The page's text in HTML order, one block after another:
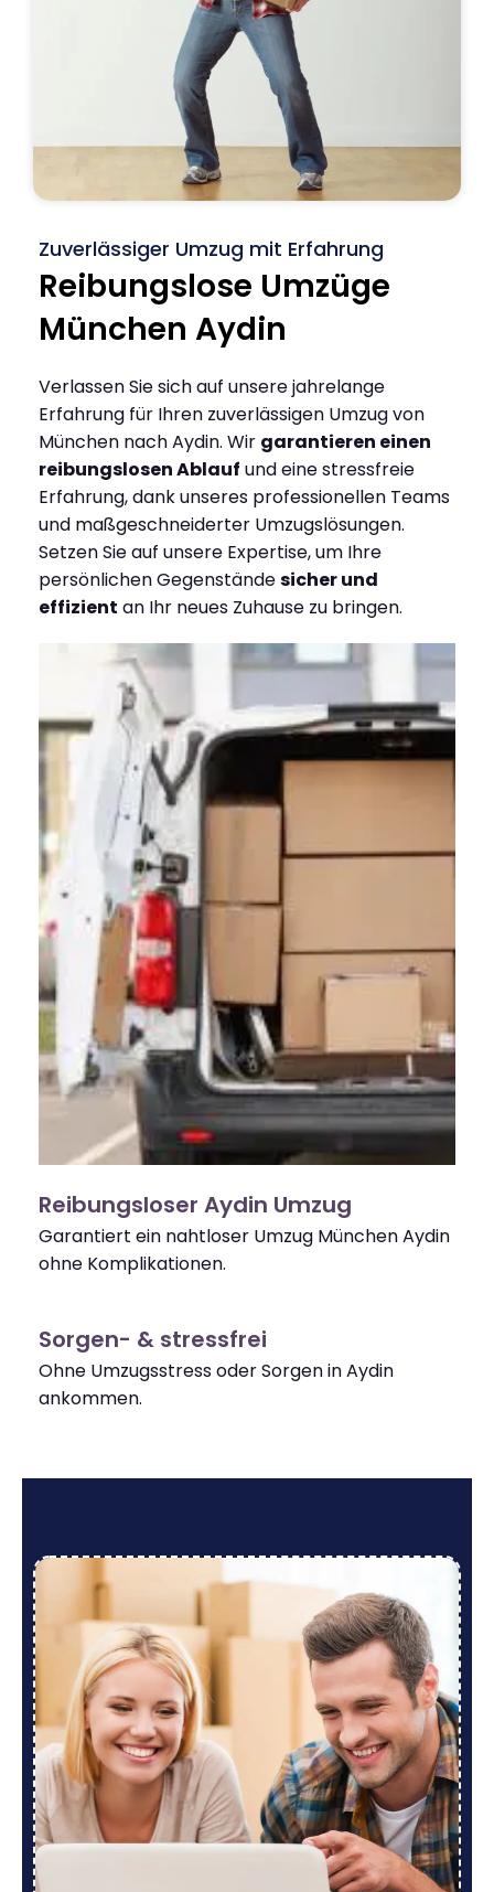
Zuverlässiger Umzug mit Erfahrung
Reibungslose Umzüge
München Aydin
Verlassen Sie sich auf unsere jahrelange
Erfahrung für Ihren zuverlässigen Umzug von
München nach Aydin. Wir garantieren einen
reibungslosen Ablauf und eine stressfreie
Erfahrung, dank unseres professionellen Teams
und maßgeschneiderter Umzugslösungen.
Setzen Sie auf unsere Expertise, um Ihre
persönlichen Gegenständesicher und
effizient an Ihr neues Zuhause zu bringen.
Reibungsloser Aydin Umzug
Garantiert ein nahtloser Umzug München Aydin
ohne Komplikationen.
Sorgen- & stressfrei
Ohne Umzugsstress oder Sorgen in Aydin
ankommen.